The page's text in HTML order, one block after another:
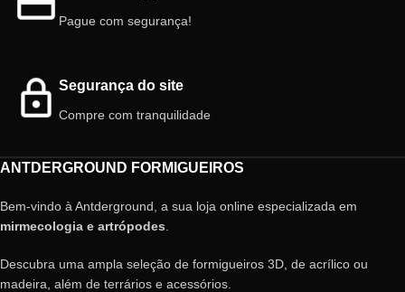
Pague com segurança!
Segurança do site
Compre com tranquilidade
ANTDERGROUND FORMIGUEIROS
Bem-vindo à Antderground, a sua loja online especializada em
mirmecologia e artrópodes
Descubra uma ampla seleção de formigueiros 3D, de acrílico ou
madeira, além de terrários e acessórios.